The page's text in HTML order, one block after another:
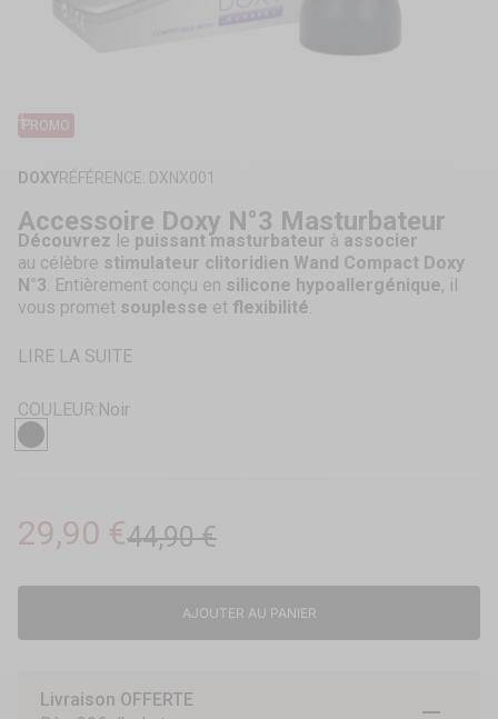
SUR
L'IMAGE
PROMO
DOXYRÉFÉRENCE: DXNX001
Accessoire Doxy N°3 Masturbateur
Découvrez le puissant masturbateur à associer
au célèbre stimulateur clitoridien Wand Compact Doxy
N°3 . Entièrement conçu en silicone hypoallergénique, il
vous promet souplesse et flexibilité
LIRE LA SUITE
COULEUR:Noir
Noir
Prix de vente
29,90 €Prix normal
44,90 €
AJOUTER AU PANIER
Livraison OFFERTE